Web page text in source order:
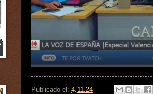
Publicado el: 4.11.24